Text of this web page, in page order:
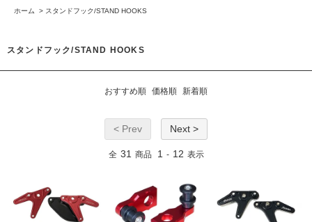
ホーム > スタンドフック/STAND HOOKS
スタンドフック/STAND HOOKS
おすすめ順 価格順 新着順
< Prev Next >
全 31 商品 1 - 12 表示